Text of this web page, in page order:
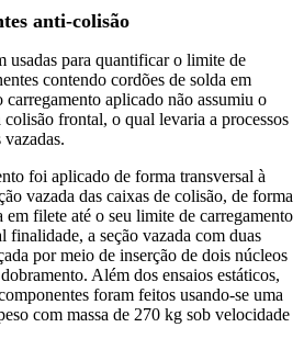
anti-colisão
usadas para quantificar o limite de
contendo cordões de solda em
aplicado não assumiu o
frontal, o qual levaria a processos
vazadas.
foi aplicado de forma transversal à
vazada das caixas de colisão, de forma
em filete até o seu limite de carregamento
finalidade, a seção vazada com duas
por meio de inserção de dois núcleos
Além dos ensaios estáticos,
foram feitos usando-se uma
com massa de 270 kg sob velocidade